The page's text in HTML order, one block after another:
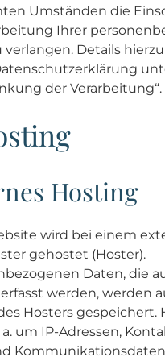
Umständen die
Ihrer
verlangen. Details
der Verarbeitung“.
Hosting
wird bei einem
gehostet (Hoster).
Daten, die
werden, werden
Hosters gespeichert.
a. um IP-Adressen,